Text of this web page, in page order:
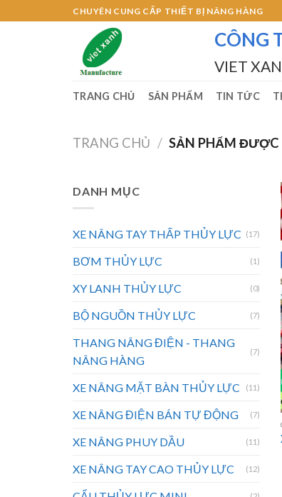
to
CHUYÊN CUNG CẤP THIẾT BỊ NÂNG HÀNG
CÔNG
VIET
TRANG CHỦ SẢN PHẨM TIN TỨC
TRANG CHỦ / SẢN PHẨM ĐƯỢC
DANH MỤC
XE NÂNG TAY THẤP THỦY LỰC (17)
BƠM THỦY LỰC (1)
XY LANH THỦY LỰC (0)
BỘ NGUỒN THỦY LỰC (7)
THANG NÂNG ĐIỆN - THANG
NÂNG HÀNG
(7)
XE NÂNG MẶT BÀN THỦY LỰC (11)
XE NÂNG ĐIỆN BÁN TỰ ĐỘNG (7)
XE NÂNG PHUY DẦU (11)
XE NÂNG TAY CAO THỦY LỰC (12)